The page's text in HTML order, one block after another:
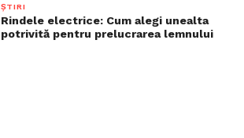
ȘTIRI
Rindele electrice: Cum alegi unealta
potrivită pentru prelucrarea lemnului